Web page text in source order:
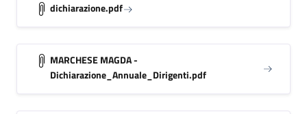
dichiarazione.pdf
MARCHESE MAGDA -
Dichiarazione_Annuale_Dirigenti.pdf